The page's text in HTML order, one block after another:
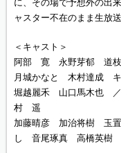
ャスター不在のまま生放
＜キャスト＞
阿部 寛 永野芽郁 道枝
月城かなと 木村達成
堀越麗禾 山口馬木也
村 遥
加藤晴彦 加治将樹 玉
し 音尾琢真 高橋英樹